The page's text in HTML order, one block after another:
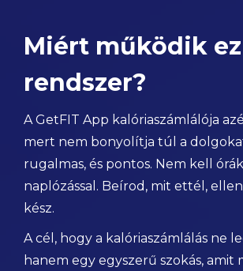
Miért működik ez
rendszer?
A GetFIT App kalóriaszámlálója
mert nem bonyolítja túl a
rugalmas, és pontos. Nem kell
naplózással. Beírod, mit ettél,
kész.
A cél, hogy a kalóriaszámlálás ne
hanem egy egyszerű szokás, amit